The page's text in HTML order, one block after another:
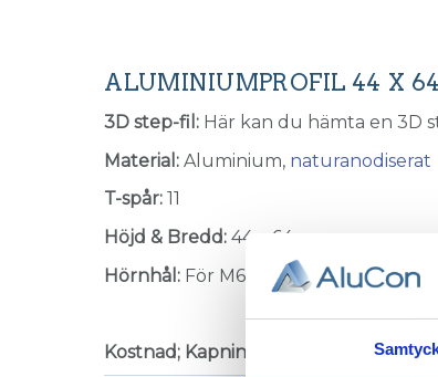
ALUMINIUMPROFIL 44 X
3D step-fil: Här kan du hämta en 3D
Material: Aluminium, naturanodiserat
T-spår: 11
Höjd & Bredd: 44 x 64 mm
Hörnhål: För M6 Skruv, Använd
Kostnad; Kapning & Bearbetning:Se